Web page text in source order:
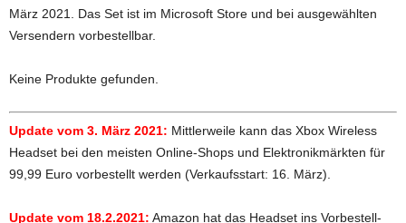
März 2021. Das Set ist im Microsoft Store und bei ausgewählten
Versendern vorbestellbar.
Keine Produkte gefunden.
Update vom 3. März 2021: Mittlerweile kann das Xbox Wireless
Headset bei den meisten Online-Shops und Elektronikmärkten für
99,99 Euro vorbestellt werden (Verkaufsstart: 16. März).
Update vom 18.2.2021: Amazon hat das Headset ins Vorbestell-